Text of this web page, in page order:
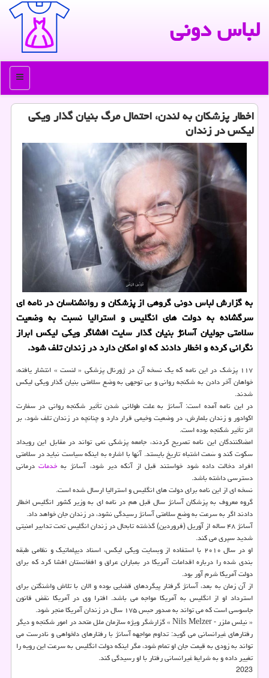
لباس دونی
منو
اخطار پزشكان به لندن، احتمال مرگ بنیان گذار ویكی
لیكس در زندان
به گزارش لباس دونی گروهی از پزشكان و روانشناسان در نامه ای
سرگشاده به دولت های انگلیس و استرالیا نسبت به وضعیت
سلامتی جولیان آسانژ بنیان گذار سایت افشاگر ویكی لیكس ابراز
نگرانی كرده و اخطار دادند كه او امكان دارد در زندان تلف شود.
۱۱۷ پزشك در این نامه كه یك نسخه آن در ژورنال پزشكی « لنست » انتشار یافته،
خواهان آخر دادن به شكنجه روانی و بی توجهی به وضع سلامتی بنیان گذار ویكی لیكس
شدند.
در این نامه آمده است: آسانژ به علت طولانی شدن تأثیر شكنجه روانی در سفارت
اكوادور و زندان بلمارش، در وضعیت وخیمی قرار دارد و چنانچه در زندان تلف شود، بر
اثر تأثیر شكنجه بوده است.
امضاكنندگان این نامه تصریح كردند، جامعه پزشكی نمی تواند در مقابل این رویداد
سكوت كند و سَمت اشتباه تاریخ بایستد. آنها با اشاره به اینكه سیاست نباید در سلامتی
افراد دخالت داده شود خواستند قبل از آنكه دیر شود، آسانژ به خدماتدرمانی
دسترسی داشته باشد.
نسخه ای از این نامه برای دولت های انگلیس و استرالیا ارسال شده است.
گروه معروف به پزشكان آسانژ سال قبل هم در نامه ای به وزیر كشور انگلیس اخطار
دادند اگر به سرعت به وضع سلامتی آسانژ رسیدگی نشود، در زندان جان خواهد داد.
آسانژ ۴۸ ساله از آوریل (فروردین) گذشته تابحال در زندان انگلیس تحت تدابیر امنیتی
شدید سپری می كند.
او در سال ۲۰۱۰ با استفاده از وبسایت ویكی لیكس، اسناد دیپلماتیك و نظامی طبقه
بندی شده را درباره اقدامات آمریكا در بمباران عراق و افغانستان افشا كرد كه برای
دولت آمریكا شرم آور بود.
از آن زمان به بعد، آسانژ گرفتار پیگردهای قضایی بوده و الان با تلاش واشنگتن برای
استرداد او از انگلیس به آمریكا مواجه می باشد. افترا وی در آمریكا نقض قانون
جاسوسی است كه می تواند به صدور حبس ۱۷۵ سال در زندان آمریكا منجر شود.
« نیلس ملزر - Nils Melzer » گزارشگر ویژه سازمان ملل متحد در امور شكنجه و دیگر
رفتارهای غیرانسانی می گوید: تداوم مواجهه آسانژ با رفتارهای دلخواهی و نادرست می
تواند به زودی به قیمت جان او تمام شود، مگر اینكه دولت انگلیس به سرعت این رویه را
تغییر داده و به شرایط غیرانسانی رفتار با او رسیدگی كند.
2023